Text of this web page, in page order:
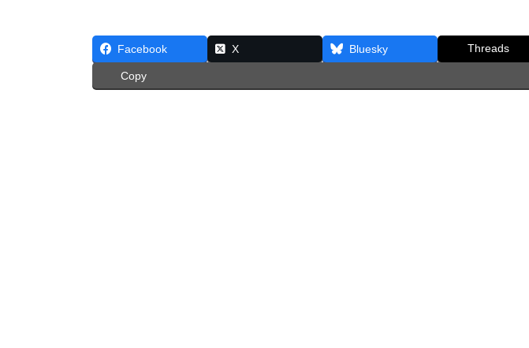
Facebook X Bluesky Threads
Copy